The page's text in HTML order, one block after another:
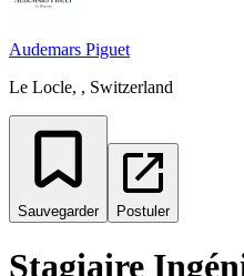
Audemars Piguet
Le Locle, , Switzerland
Sauvegarder Postuler
Stagiaire